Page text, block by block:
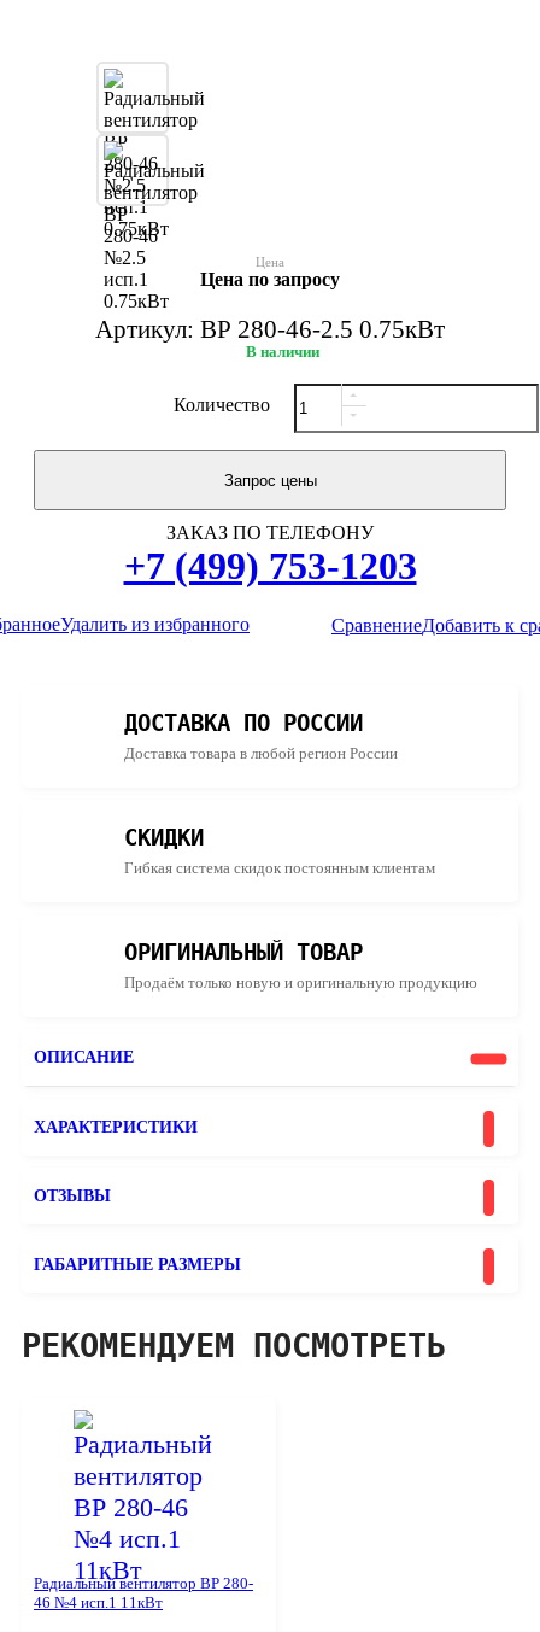
Цена
Цена по запросу
Артикул: ВР 280-46-2.5 0.75кВт
В наличии
Количество
ЗАКАЗ ПО ТЕЛЕФОНУ
+7 (499) 753-1203
СравнениеДобавить к
Удалить из избранного
ДОСТАВКА ПО РОССИИ
Доставка товара в любой регион России
СКИДКИ
Гибкая система скидок постоянным клиентам
ОРИГИНАЛЬНЫЙ ТОВАР
Продаём только новую и оригинальную продукцию
ОПИСАНИЕ
ХАРАКТЕРИСТИКИ
ОТЗЫВЫ
ГАБАРИТНЫЕ РАЗМЕРЫ
РЕКОМЕНДУЕМ ПОСМОТРЕТЬ
Радиальный вентилятор ВР 280-
46 №4 исп.1 11кВт